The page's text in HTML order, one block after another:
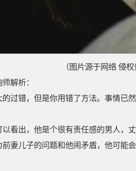
（图片源于网络 侵
解析：
过错，但是你用错了方法。事情已
看出，他是个很有责任感的男人，
妻儿子的问题和他闹矛盾，他可能